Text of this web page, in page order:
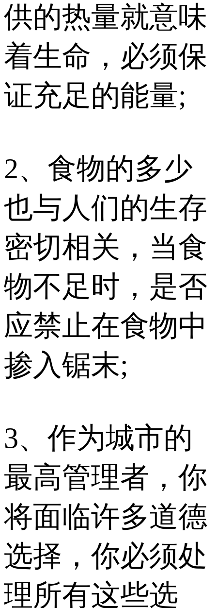
供的热量就意味
着生命，必须保
证充足的能量;
2、食物的多少
也与人们的生存
密切相关，当食
物不足时，是否
应禁止在食物中
掺入锯末;
3、作为城市的
最高管理者，你
将面临许多道德
选择，你必须处
理所有这些选